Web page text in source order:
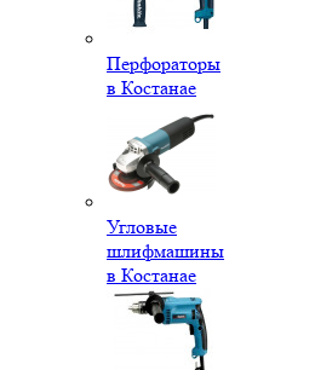
Перфораторы
в Костанае
Угловые
шлифмашины
в Костанае